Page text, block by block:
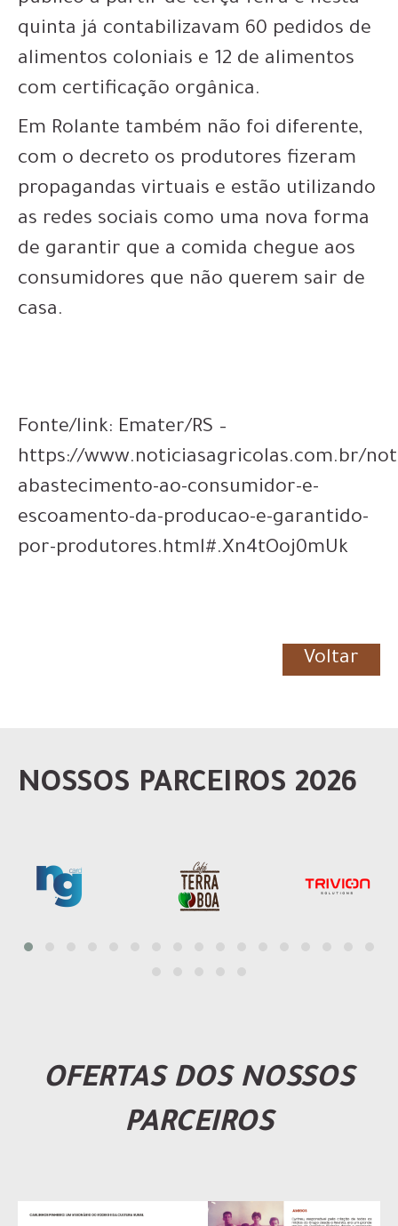
quinta já contabilizavam 60 pedidos de
alimentos coloniais e 12 de alimentos
com certificação orgânica.
Em Rolante também não foi diferente,
com o decreto os produtores fizeram
propagandas virtuais e estão utilizando
as redes sociais como uma nova forma
de garantir que a comida chegue aos
consumidores que não querem sair de
casa.
Fonte/link: Emater/RS –
https://www.noticiasagricolas.com.br/
abastecimento-ao-consumidor-e-
escoamento-da-producao-e-garantido-
por-produtores.html#.Xn4tOoj0mUk
Voltar
NOSSOS PARCEIROS 2026
OFERTAS DOS NOSSOS
PARCEIROS